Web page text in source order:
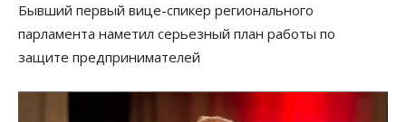
Бывший первый вице-спикер регионального
парламента наметил серьезный план работы по
защите предпринимателей